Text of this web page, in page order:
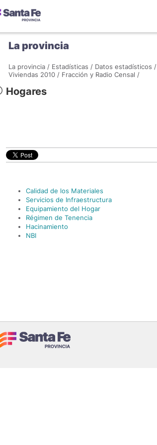
La provincia
La provincia / Estadísticas / Datos estadísticos /
Viviendas 2010 / Fracción y Radio Censal /
Hogares
Calidad de los Materiales
Servicios de Infraestructura
Equipamiento del Hogar
Régimen de Tenencia
Hacinamiento
NBI